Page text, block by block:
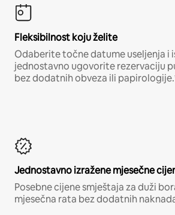
Fleksibilnost koju želite
Odaberite točne datume useljenja i
jednostavno ugovorite rezervaciju
bez dodatnih obveza ili
Jednostavno izražene mjesečne
Posebne cijene smještaja za duži
mjesečna rata bez dodatnih